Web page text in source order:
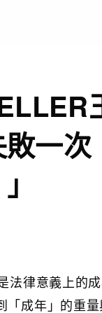
一
法律意義上的
「成年」的重